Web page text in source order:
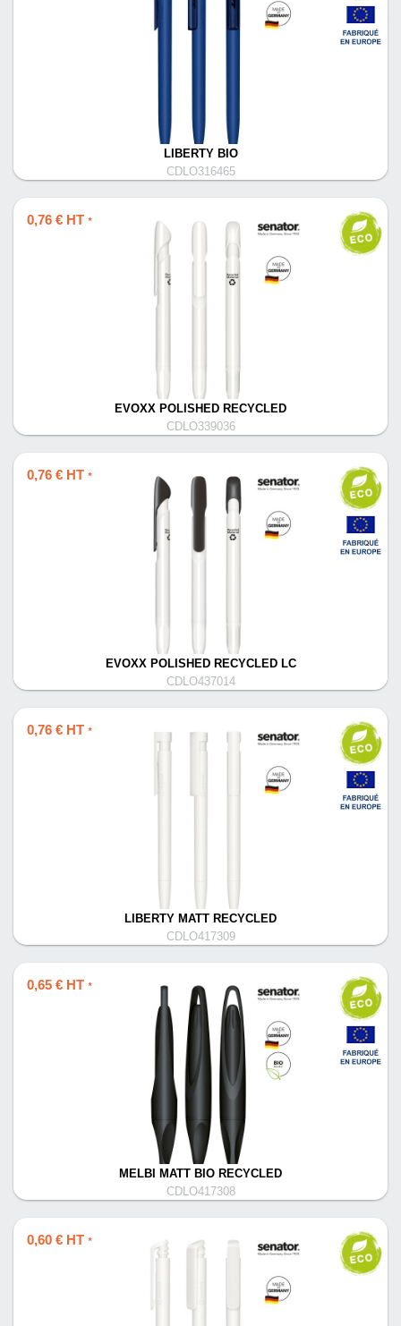
LIBERTY BIO
CDLO316465
0,76 € HT *
EVOXX POLISHED RECYCLED
CDLO339036
0,76 € HT *
EVOXX POLISHED RECYCLED LC
CDLO437014
0,76 € HT *
LIBERTY MATT RECYCLED
CDLO417309
0,65 € HT *
MELBI MATT BIO RECYCLED
CDLO417308
0,60 € HT *